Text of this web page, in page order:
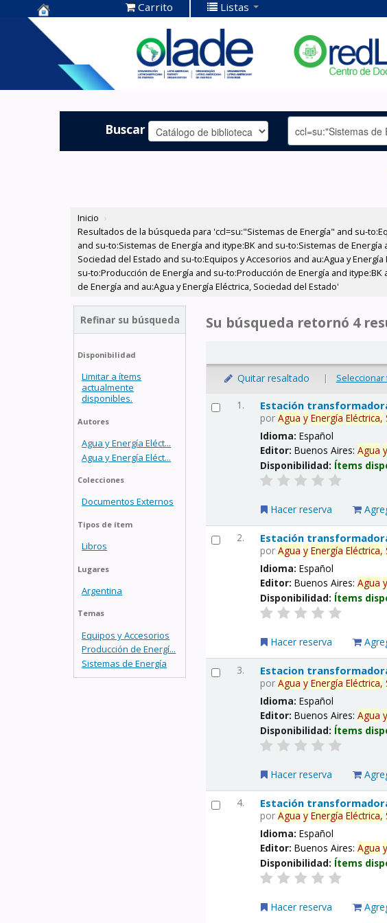
Centro de
Documentación
OLADE -
Carrito Listas
Buscar
Inicio ›
Resultados de la búsqueda para 'ccl=su:"Sistemas de Energía" and su-
and su-to:Sistemas de Energía and itype:BK and su-to:Sistemas de
Sociedad del Estado and su-to:Equipos y Accesorios and au:Agua y
su-to:Producción de Energía and su-to:Producción de Energía and
de Energía and au:Agua y Energía Eléctrica, Sociedad del Estado'
Refinar su búsqueda
Disponibilidad
Limitar a ítems
actualmente
disponibles.
Autores
Agua y Energía Eléct...
Agua y Energía Eléct...
Colecciones
Documentos Externos
Tipos de ítem
Libros
Lugares
Argentina
Temas
Equipos y Accesorios
Producción de Energí...
Sistemas de Energía
Su búsqueda retornó 4
Quitar resaltado | Seleccionar
1. Estación
porAgua y Energía Eléctrica,
Idioma:Español
Editor:Buenos Aires:Agua y
Disponibilidad: Ítems
Hacer reserva
2. Estación
porAgua y Energía Eléctrica,
Idioma:Español
Editor:Buenos Aires:Agua y
Disponibilidad: Ítems
Hacer reserva
3. Estacion
porAgua y Energía Eléctrica,
Idioma:Español
Editor:Buenos Aires:Agua y
Disponibilidad: Ítems
Hacer reserva
4. Estación
porAgua y Energía Eléctrica,
Idioma:Español
Editor:Buenos Aires:Agua y
Disponibilidad: Ítems
Hacer reserva